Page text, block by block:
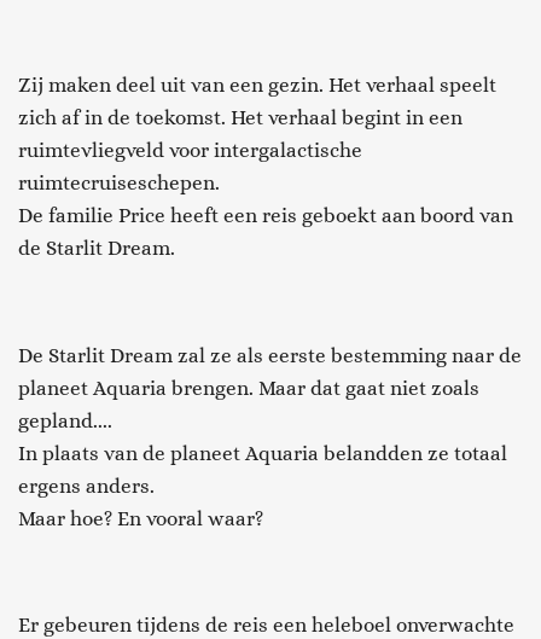
Zij maken deel uit van een gezin. Het verhaal speelt
zich af in de toekomst. Het verhaal begint in een
ruimtevliegveld voor intergalactische
ruimtecruiseschepen.
De familie Price heeft een reis geboekt aan boord van
de Starlit Dream.
De Starlit Dream zal ze als eerste bestemming naar de
planeet Aquaria brengen. Maar dat gaat niet zoals
gepland....
In plaats van de planeet Aquaria belandden ze totaal
ergens anders.
Maar hoe? En vooral waar?
Er gebeuren tijdens de reis een heleboel onverwachte